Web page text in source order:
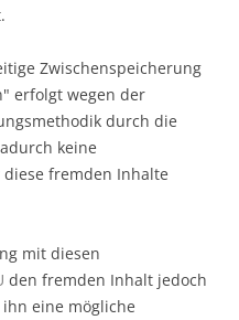
Zwischenspeicherung
erfolgt wegen der
durch die
keine
fremden Inhalte
mit diesen
den fremden Inhalt jedoch
eine mögliche